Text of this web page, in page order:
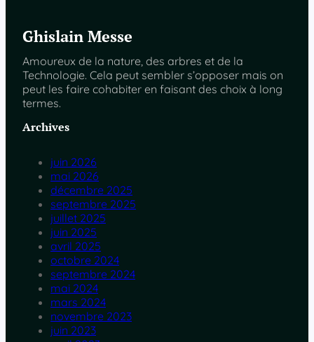
Ghislain Messe
Amoureux de la nature, des arbres et de la
Technologie. Cela peut sembler s’opposer mais on
peut les faire cohabiter en faisant des choix à long
termes.
Archives
juin 2026
mai 2026
décembre 2025
septembre 2025
juillet 2025
juin 2025
avril 2025
octobre 2024
septembre 2024
mai 2024
mars 2024
novembre 2023
juin 2023